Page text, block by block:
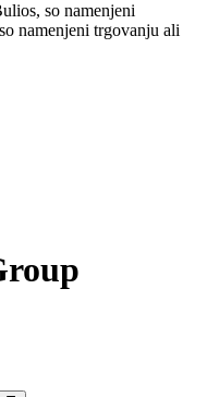
so namenjeni
namenjeni trgovanju ali